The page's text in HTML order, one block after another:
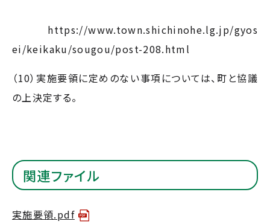
https://www.town.shichinohe.lg.jp/gyos
ei/keikaku/sougou/post-208.html
（10）実施要領に定めのない事項については、町と協議
の上決定する。
関連ファイル
実施要領.pdf